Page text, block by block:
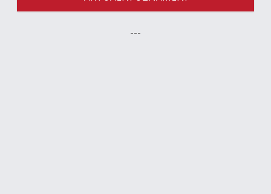
---